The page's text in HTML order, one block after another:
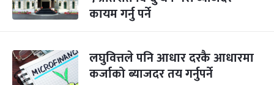
कायम गर्नु पर्ने
लघुवित्तले पनि आधार दरकै आधारमा
कर्जाको ब्याजदर तय गर्नुपर्ने